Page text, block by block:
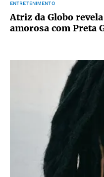
ENTRETENIMENTO
Atriz da Globo
amorosa com Preta